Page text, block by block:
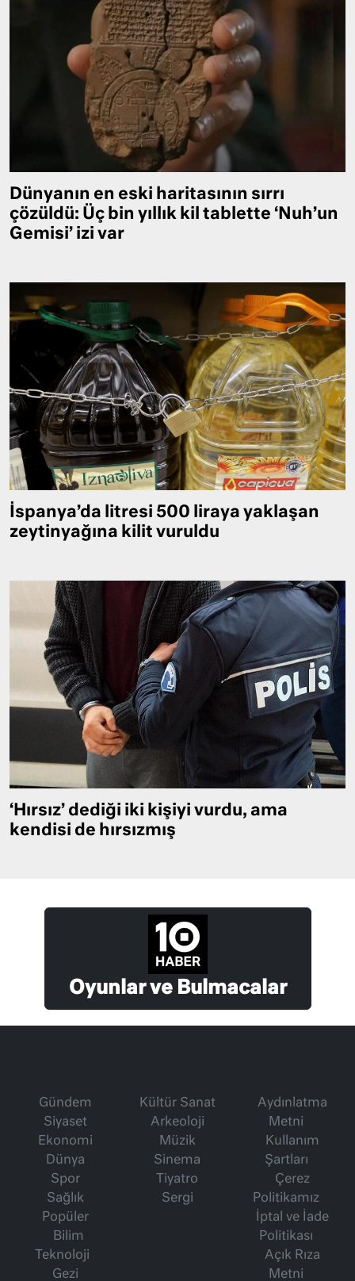
Dünyanın en eski haritasının sırrı
çözüldü: Üç bin yıllık kil tablette ‘Nuh’un
Gemisi’ izi var
İspanya’da litresi 500 liraya yaklaşan
zeytinyağına kilit vuruldu
‘Hırsız’ dediği iki kişiyi vurdu, ama
kendisi de hırsızmış
Oyunlar ve Bulmacalar
Gündem
Siyaset
Ekonomi
Dünya
Spor
Sağlık
Popüler
Bilim
Teknoloji
Gezi
Kültür Sanat
Arkeoloji
Müzik
Sinema
Tiyatro
Sergi
Aydınlatma
Metni
Kullanım
Şartları
Çerez
Politikamız
İptal ve İade
Politikası
Açık Rıza
Metni